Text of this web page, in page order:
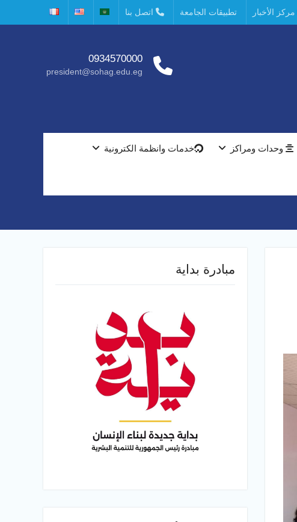
مركز الأخبار تطبيقات الجامعة اتصل بنا
0934570000
president@sohag.edu.eg
وحدات ومراكز خدمات وانظمة الكترونية
مبادرة بداية